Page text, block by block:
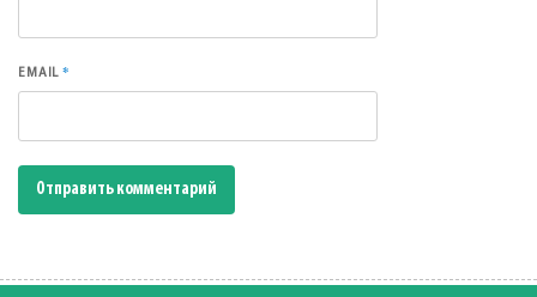
EMAIL*